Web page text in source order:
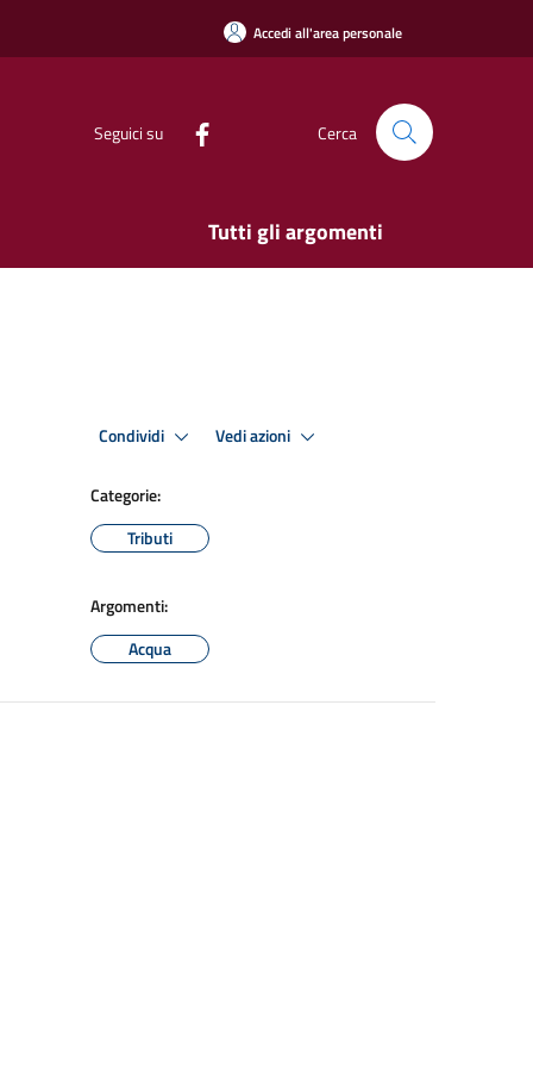
Accedi all'area personale
Seguici su Cerca
Tutti gli argomenti
Condividi Vedi azioni
Categorie:
Tributi
Argomenti:
Acqua